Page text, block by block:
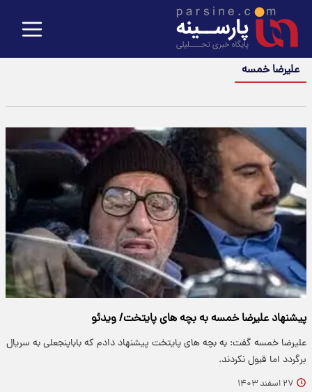
علیرضا خمسه
پیشنهاد علیرضا خمسه به بچه های پایتخت/ ویدئو
علیرضا خمسه گفت: به بچه های پایتخت پیشنهاد دادم که باباپنجعلی به سریال
برگردد اما قبول نکردند.
۲۷ اسفند ۱۴۰۳